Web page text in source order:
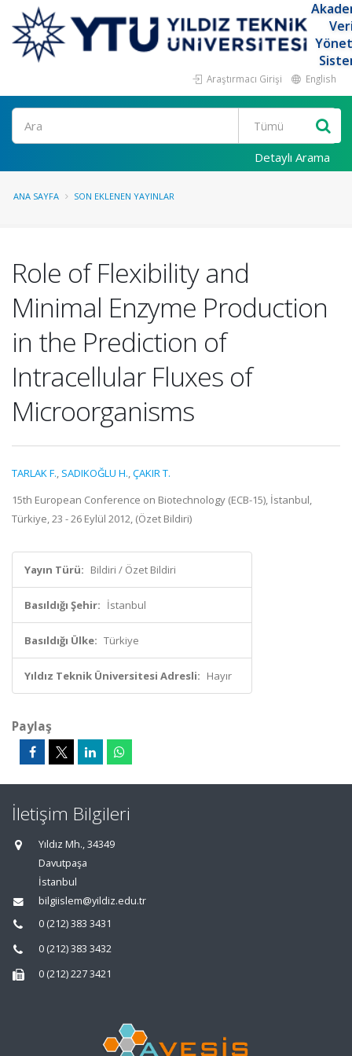
Araştırmacı Girişi English
Ara
Detaylı Arama
ANA SAYFA SON EKLENEN YAYINLAR
Role of Flexibility and
Minimal Enzyme Production
in the Prediction of
Intracellular Fluxes of
Microorganisms
TARLAK F., SADIKOĞLU H.,ÇAKIR T.
15th European Conference on Biotechnology (ECB-15), İstanbul,
Türkiye, 23 - 26 Eylül 2012, (Özet Bildiri)
Yayın Türü: Bildiri / Özet Bildiri
Basıldığı Şehir: İstanbul
Basıldığı Ülke: Türkiye
Yıldız Teknik Üniversitesi Adresli: Hayır
Paylaş
İletişim Bilgileri
Yıldız Mh., 34349
Davutpaşa
İstanbul
bilgiislem@yildiz.edu.tr
0 (212) 383 3431
0 (212) 383 3432
0 (212) 227 3421